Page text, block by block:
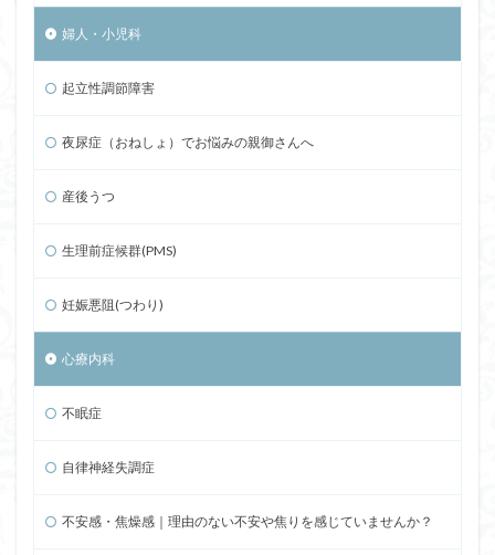
婦人・小児科
起立性調節障害
夜尿症（おねしょ）でお悩みの親御さんへ
産後うつ
生理前症候群(PMS)
妊娠悪阻(つわり)
心療内科
不眠症
自律神経失調症
不安感・焦燥感｜理由のない不安や焦りを感じていませんか？